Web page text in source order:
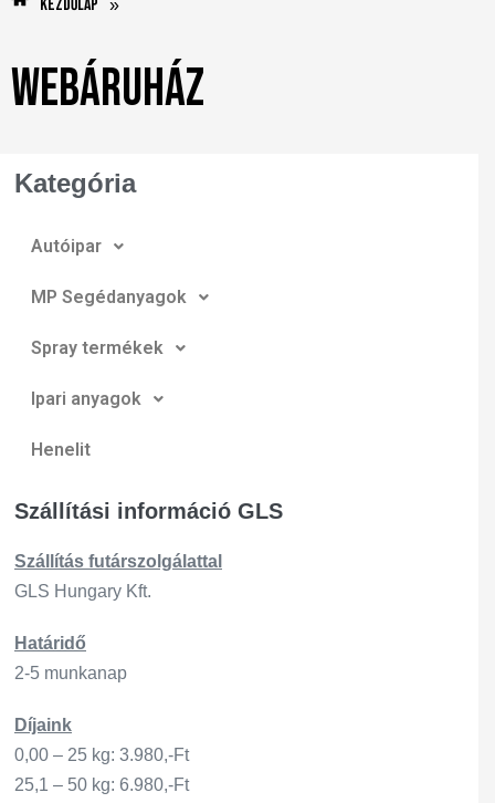
Kezdőlap »
Webáruház
Kategória
Autóipar
MP Segédanyagok
Spray termékek
Ipari anyagok
Henelit
Szállítási információ GLS
Szállítás futárszo lgálattal
GLS Hungary Kft.
Határidő
2-5 munkanap
Díjaink
0,00 – 25 kg: 3.980,-Ft
25,1 – 50 kg: 6.980,-Ft